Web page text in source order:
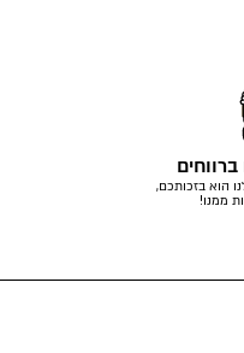
הוא בזכותכם,
ממנו!